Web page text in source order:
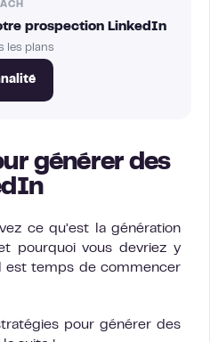
prospection LinkedIn
les plans
générer des
ce qu’est la génération
pourquoi vous devriez y
est temps de commencer
pour générer des